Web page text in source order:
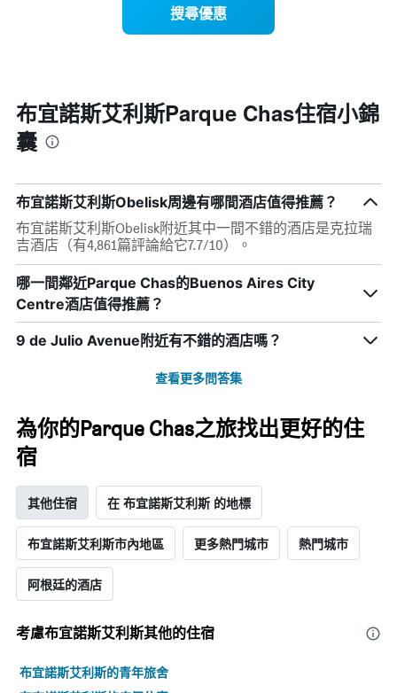
間
平
均
價
此
圖
表
具
有
條
X
軸，
顯
圖
表
具
1
條
Y
軸，
顯
示
平
價
格
搜尋優惠
布宜諾斯艾利斯Parque Chas住宿小錦
囊
布宜諾斯艾利斯Obelisk周邊有哪間酒店值得推薦？
布宜諾斯艾利斯Obelisk附近其中一間不錯的酒店是克拉瑞
吉酒店（有4,861篇評論給它7.7/10）。
哪一間鄰近Parque Chas的Buenos Aires City
Centre酒店值得推薦？
9 de Julio Avenue附近有不錯的酒店嗎？
查看更多問答集
為你的Parque Chas之旅找出更好的住
宿
其他住宿 在 布宜諾斯艾利斯 的地標
布宜諾斯艾利斯市內地區 更多熱門城市 熱門城市
阿根廷的酒店
考慮布宜諾斯艾利斯​其他的住宿
布宜諾斯艾利斯的青年旅舍